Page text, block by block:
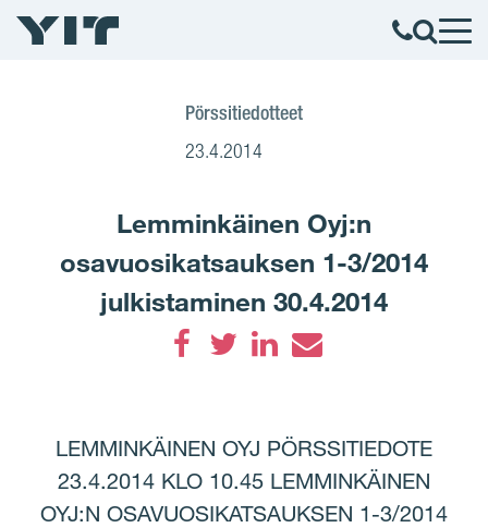
Pörssitiedotteet
23.4.2014
Lemminkäinen Oyj:n
osavuosikatsauksen 1-3/2014
julkistaminen 30.4.2014
LEMMINKÄINEN OYJ PÖRSSITIEDOTE
23.4.2014 KLO 10.45 LEMMINKÄINEN
OYJ:N OSAVUOSIKATSAUKSEN 1-3/2014